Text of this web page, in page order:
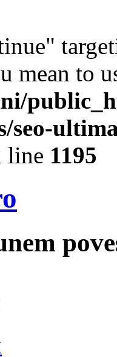
mean to
seo-
line 1195